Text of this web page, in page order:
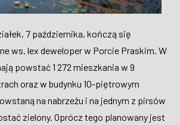
7 października, kończą się
ws. lex deweloper w Porcie Praskim. W
powstać 1 272 mieszkania w 9
oraz w budynku 10-piętrowym
na nabrzeżu i na jednym z pirsów
zielony. Oprócz tego planowany jest